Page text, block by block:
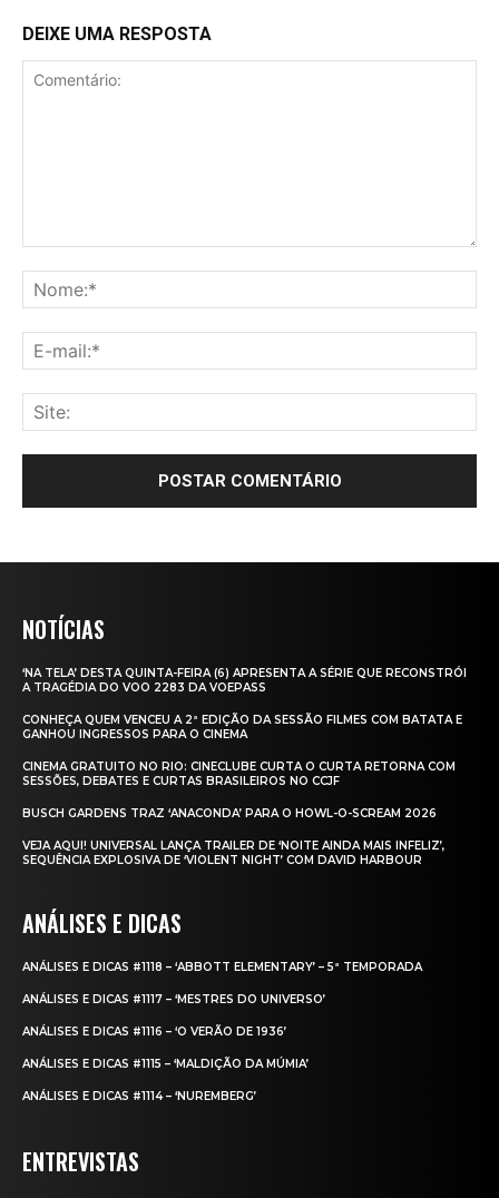
DEIXE UMA RESPOSTA
NOTÍCIAS
‘NA TELA’ DESTA QUINTA-FEIRA (6) APRESENTA A SÉRIE QUE RECONSTRÓI
A TRAGÉDIA DO VOO 2283 DA VOEPASS
CONHEÇA QUEM VENCEU A 2ª EDIÇÃO DA SESSÃO FILMES COM BATATA E
GANHOU INGRESSOS PARA O CINEMA
CINEMA GRATUITO NO RIO: CINECLUBE CURTA O CURTA RETORNA COM
SESSÕES, DEBATES E CURTAS BRASILEIROS NO CCJF
BUSCH GARDENS TRAZ ‘ANACONDA’ PARA O HOWL-O-SCREAM 2026
VEJA AQUI! UNIVERSAL LANÇA TRAILER DE ‘NOITE AINDA MAIS INFELIZ’,
SEQUÊNCIA EXPLOSIVA DE ‘VIOLENT NIGHT’ COM DAVID HARBOUR
ANÁLISES E DICAS
ANÁLISES E DICAS #1118 – ‘ABBOTT ELEMENTARY’ – 5ª TEMPORADA
ANÁLISES E DICAS #1117 – ‘MESTRES DO UNIVERSO’
ANÁLISES E DICAS #1116 – ‘O VERÃO DE 1936’
ANÁLISES E DICAS #1115 – ‘MALDIÇÃO DA MÚMIA’
ANÁLISES E DICAS #1114 – ‘NUREMBERG’
ENTREVISTAS